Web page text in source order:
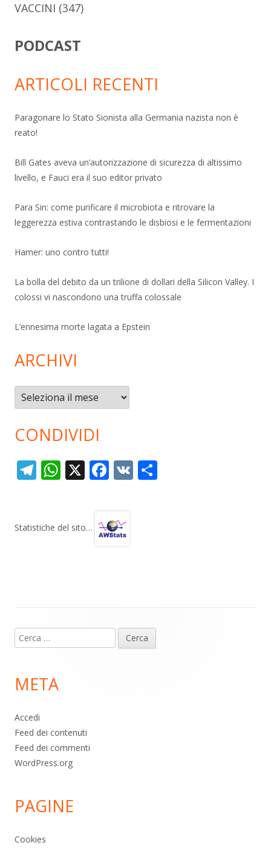
VACCINI (347)
PODCAST
ARTICOLI RECENTI
Paragonare lo Stato Sionista alla Germania nazista non è
reato!
Bill Gates aveva un’autorizzazione di sicurezza di altissimo
livello, e Fauci era il suo editor privato
Para Sin: come purificare il microbiota e ritrovare la
leggerezza estiva contrastando le disbiosi e le fermentazioni
Hamer: uno contro tutti!
La bolla del debito da un trilione di dollari della Silicon Valley. I
colossi vi nascondono una truffa colossale
L’ennesima morte lagata a Epstein
ARCHIVI
Archivi
CONDIVIDI
T
gr
W
s
X F
b
V
Statistiche del sito…
piè
pagina
Ricerca
per:
META
Accedi
Feed dei contenuti
Feed dei commenti
WordPress.org
PAGINE
Cookies